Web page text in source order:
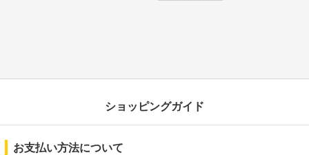
ショッピングガイド
お支払い方法について